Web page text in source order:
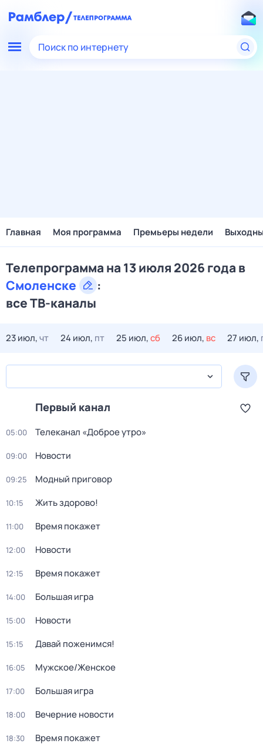
Поиск по интернету
Главная Моя программа Премьеры недели
Телепрограмма на 13 июля 2026 года в
Смоленске
:
все ТВ-каналы
23 июл,чт 24 июл, пт 25 июл,сб 26 июл, вс 27 июл,
Первый канал
05:00 Телеканал «Доброе утро»
09:00 Новости
09:25 Модный приговор
10:15 Жить здорово!
11:00 Время покажет
12:00 Новости
12:15 Время покажет
14:00 Большая игра
15:00 Новости
15:15 Давай поженимся!
16:05 Мужское/Женское
17:00 Большая игра
18:00 Вечерние новости
18:30 Время покажет